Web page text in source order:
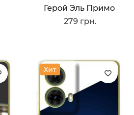
Герой Эль Примо
279 грн.
Хит